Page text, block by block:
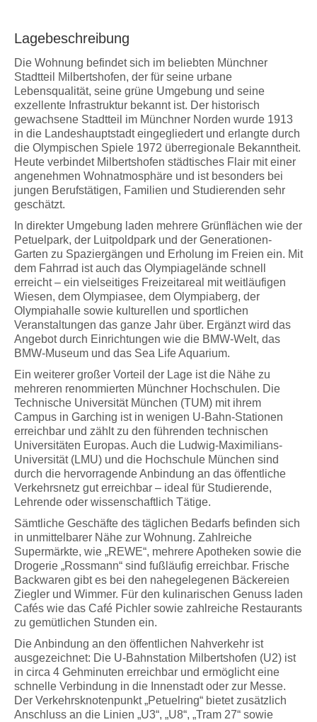
Lagebeschreibung
Die Wohnung befindet sich im beliebten Münchner
Stadtteil Milbertshofen, der für seine urbane
Lebensqualität, seine grüne Umgebung und seine
exzellente Infrastruktur bekannt ist. Der historisch
gewachsene Stadtteil im Münchner Norden wurde 1913
in die Landeshauptstadt eingegliedert und erlangte durch
die Olympischen Spiele 1972 überregionale Bekanntheit.
Heute verbindet Milbertshofen städtisches Flair mit einer
angenehmen Wohnatmosphäre und ist besonders bei
jungen Berufstätigen, Familien und Studierenden sehr
geschätzt.
In direkter Umgebung laden mehrere Grünflächen wie der
Petuelpark, der Luitpoldpark und der Generationen-
Garten zu Spaziergängen und Erholung im Freien ein. Mit
dem Fahrrad ist auch das Olympiagelände schnell
erreicht – ein vielseitiges Freizeitareal mit weitläufigen
Wiesen, dem Olympiasee, dem Olympiaberg, der
Olympiahalle sowie kulturellen und sportlichen
Veranstaltungen das ganze Jahr über. Ergänzt wird das
Angebot durch Einrichtungen wie die BMW-Welt, das
BMW-Museum und das Sea Life Aquarium.
Ein weiterer großer Vorteil der Lage ist die Nähe zu
mehreren renommierten Münchner Hochschulen. Die
Technische Universität München (TUM) mit ihrem
Campus in Garching ist in wenigen U-Bahn-Stationen
erreichbar und zählt zu den führenden technischen
Universitäten Europas. Auch die Ludwig-Maximilians-
Universität (LMU) und die Hochschule München sind
durch die hervorragende Anbindung an das öffentliche
Verkehrsnetz gut erreichbar – ideal für Studierende,
Lehrende oder wissenschaftlich Tätige.
Sämtliche Geschäfte des täglichen Bedarfs befinden sich
in unmittelbarer Nähe zur Wohnung. Zahlreiche
Supermärkte, wie „REWE“, mehrere Apotheken sowie die
Drogerie „Rossmann“ sind fußläufig erreichbar. Frische
Backwaren gibt es bei den nahegelegenen Bäckereien
Ziegler und Wimmer. Für den kulinarischen Genuss laden
Cafés wie das Café Pichler sowie zahlreiche Restaurants
zu gemütlichen Stunden ein.
Die Anbindung an den öffentlichen Nahverkehr ist
ausgezeichnet: Die U-Bahnstation Milbertshofen (U2) ist
in circa 4 Gehminuten erreichbar und ermöglicht eine
schnelle Verbindung in die Innenstadt oder zur Messe.
Der Verkehrsknotenpunkt „Petuelring“ bietet zusätzlich
Anschluss an die Linien „U3“, „U8“, „Tram 27“ sowie